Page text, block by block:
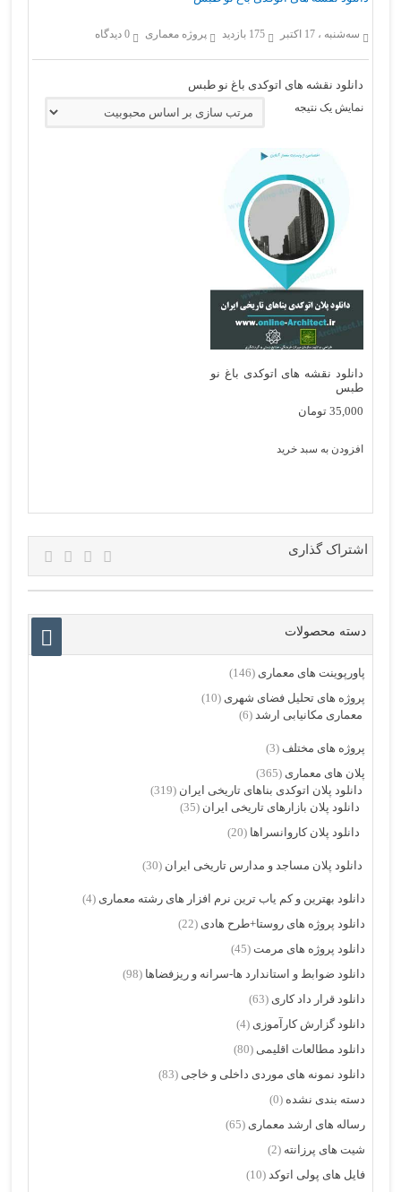
سه‌شنبه ، 17 اکتبر 175 بازدید پروژه معماری 0 دیدگاه
دانلود نقشه های اتوکدی باغ نو طبس
نمایش یک نتیجه
دانلود نقشه های اتوکدی باغ نو
طبس
35,000 تومان
افزودن به سبد خرید
اشتراک گذاری
دسته محصولات
پاورپوینت های معماری (146)
پروژه های تحلیل فضای شهری (10)
معماری مکانیابی ارشد (6)
پروژه های مختلف (3)
پلان های معماری (365)
دانلود پلان اتوکدی بناهای تاریخی ایران (319)
دانلود پلان بازارهای تاریخی ایران (35)
دانلود پلان کاروانسراها (20)
دانلود پلان مساجد و مدارس تاریخی ایران (30)
دانلود بهترین و کم یاب ترین نرم افزار های رشته معماری (4)
دانلود پروژه های روستا+طرح هادی (22)
دانلود پروژه های مرمت (45)
دانلود ضوابط و استاندارد ها-سرانه و ریزفضاها (98)
دانلود قرار داد کاری (63)
دانلود گزارش کارآموزی (4)
دانلود مطالعات اقلیمی (80)
دانلود نمونه های موردی داخلی و خاجی (83)
دسته بندی نشده (0)
رساله های ارشد معماری (65)
شیت های پرزانته (2)
فایل های پولی اتوکد (10)